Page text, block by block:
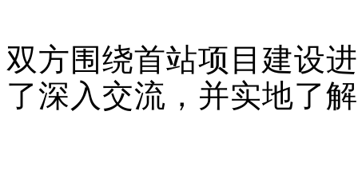
双方围绕首站项目建设
了深入交流，并实地了